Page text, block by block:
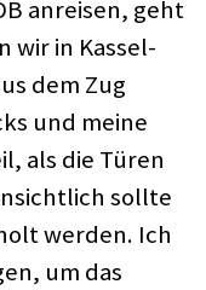
anreisen, geht
wir in Kassel-
dem Zug
und meine
als die Türen
sollte
werden. Ich
um das